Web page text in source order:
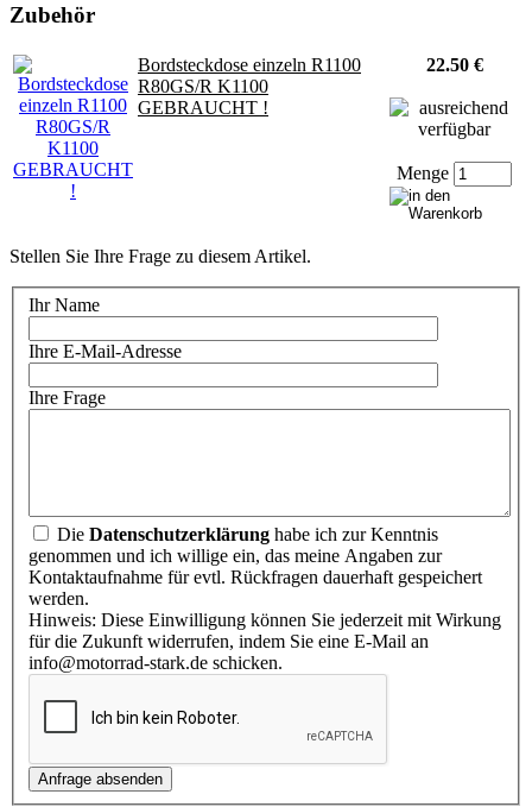
Zubehör
Bordsteckdose einzeln R1100
R80GS/R K1100
GEBRAUCHT !
22.50 €
Menge
Stellen Sie Ihre Frage zu diesem Artikel.
Ihr Name
Ihre E-Mail-Adresse
Ihre Frage
Die Datenschutzerklärung habe ich zur Kenntnis
genommen und ich willige ein, das meine Angaben zur
Kontaktaufnahme für evtl. Rückfragen dauerhaft gespeichert
werden.
Hinweis: Diese Einwilligung können Sie jederzeit mit Wirkung
für die Zukunft widerrufen, indem Sie eine E-Mail an
info@motorrad-stark.de schicken.